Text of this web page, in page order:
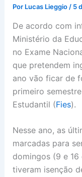
Por Lucas Lieggio / 5
De acordo com
Ministério da
no Exame
que pretendem
ano vão ficar de
primeiro
Estudantil (Fies).
Nesse ano, as
marcadas para
domingos (9 e
tiveram isenção